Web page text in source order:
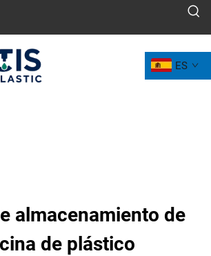
ES
almacenamiento de
de plástico